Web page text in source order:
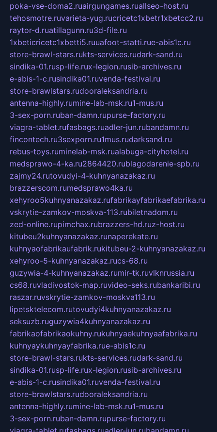
poka-vse-doma2.ruairgungames.ruallseo-host.ru
tehosmotre.ruvarieta-yug.rucricetc1xbetr1xbetcc2.ru
raytor-d.ruatillagunn.ru3d-file.ru
1xbeticricetc1xbetti5.ruuafoot-statti.rue-abis1c.ru
store-brawl-stars.rukts-services.rudark-sand.ru
sindika-01.rusp-life.rux-legion.rusib-archives.ru
e-abis-1-c.rusindika01.ruvenda-festival.ru
store-brawlstars.rudooraleksandria.ru
antenna-highly.rumine-lab-msk.ru1-mus.ru
3-sex-porn.ruban-damn.rupurse-factory.ru
viagra-tablet.rufasbags.ruadler-jun.rubandamn.ru
fincontech.ru3sexporn.ru1mus.rudarksand.ru
rebus-toys.ruminelab-msk.rualabuga-cityhotel.ru
medsprawo-4-ka.ru2864420.rublagodarenie-spb.ru
zajmy24.rutovudyi-4-kuhnyanazakaz.ru
brazzerscom.rumedsprawo4ka.ru
xehyroo5kuhnyanazakaz.rufabrikayfabrikaefabrika.ru
vskrytie-zamkov-moskva-113.rubiletnadom.ru
zed-online.rupimchax.rubrazzers-hd.ruz-host.ru
kitubeu2kuhnyanazakaz.runaperekate.ru
kuhnyaofabrikaufabrik.rukitubeu-2-kuhnyanazakaz.ru
xehyroo-5-kuhnyanazakaz.rucs-68.ru
guzywia-4-kuhnyanazakaz.rumir-tk.ruvlknrussia.ru
cs68.ruvladivostok-map.ruvideo-seks.rubankaribi.ru
raszar.ruvskrytie-zamkov-moskva113.ru
lipetsktelecom.rutovudyi4kuhnyanazakaz.ru
seksuzb.ruguzywia4kuhnyanazakaz.ru
fabrikaofabrikaokuhny.rukuhnyaekuhnyaafabrika.ru
kuhnyaykuhnyayfabrika.rue-abis1c.ru
store-brawl-stars.rukts-services.rudark-sand.ru
sindika-01.rusp-life.rux-legion.rusib-archives.ru
e-abis-1-c.rusindika01.ruvenda-festival.ru
store-brawlstars.rudooraleksandria.ru
antenna-highly.rumine-lab-msk.ru1-mus.ru
3-sex-porn.ruban-damn.rupurse-factory.ru